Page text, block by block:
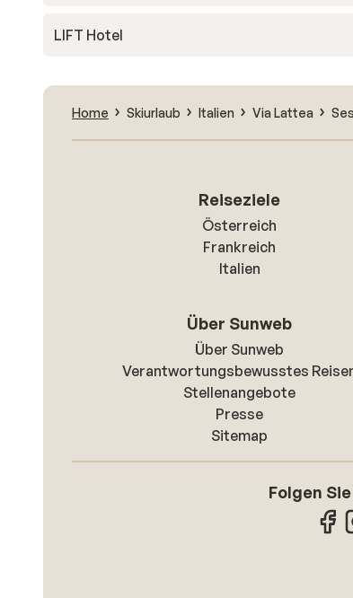
LIFT Hotel
Home Skiurlaub Italien Via Lattea
Reiseziele
Österreich
Frankreich
Italien
Über Sunweb
Über Sunweb
Verantwortungsbewusstes
Stellenangebote
Presse
Sitemap
Folgen